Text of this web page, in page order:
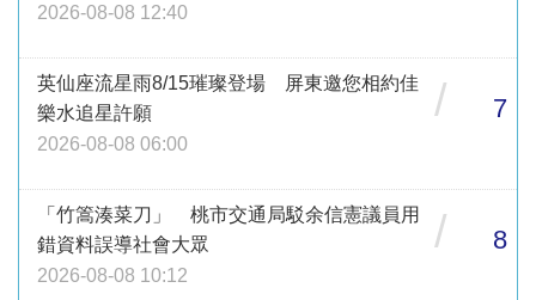
2026-08-08 12:40
英仙座流星雨8/15璀璨登場 屏東邀您相約佳
樂水追星許願
2026-08-08 06:00
/ 7
「竹篙湊菜刀」 桃市交通局駁余信憲議員用
錯資料誤導社會大眾
2026-08-08 10:12
/ 8